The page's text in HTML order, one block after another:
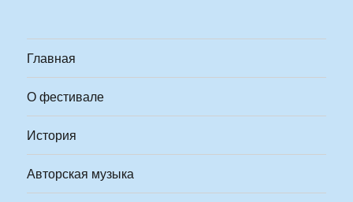
Главная
О фестивале
История
Авторская музыка